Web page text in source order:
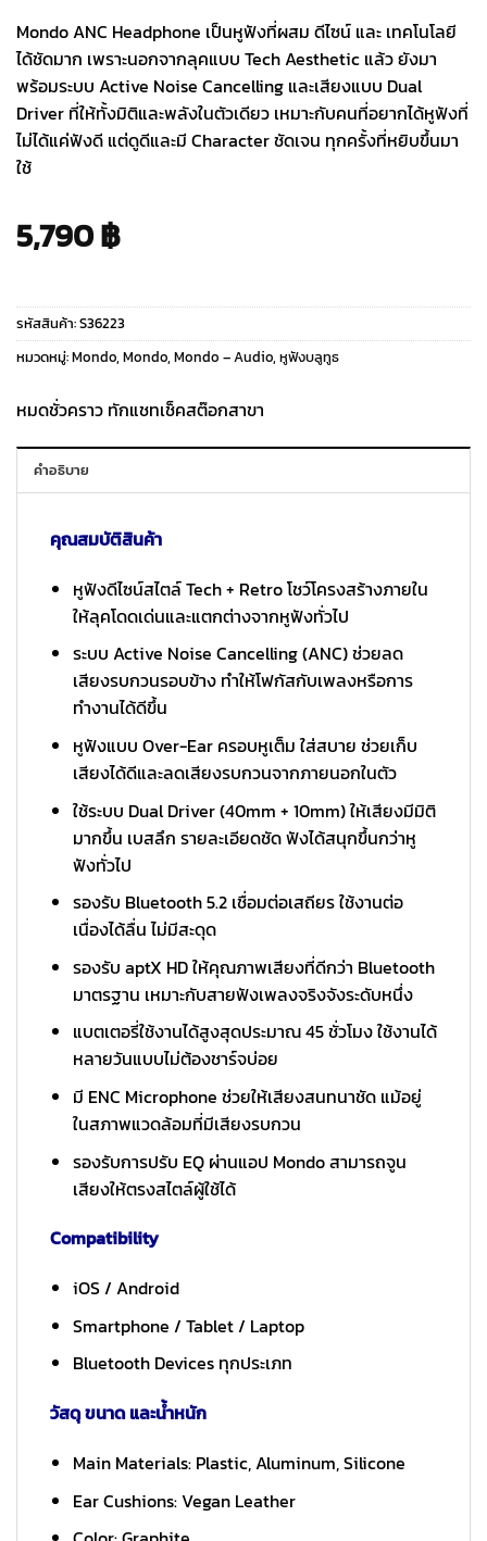
Mondo ANC Headphone เป็นหูฟังที่ผสม ดีไซน์ และ เทคโนโลยี
ได้ชัดมาก เพราะนอกจากลุคแบบ Tech Aesthetic แล้ว ยังมา
พร้อมระบบ Active Noise Cancelling และเสียงแบบ Dual
Driver ที่ให้ทั้งมิติและพลังในตัวเดียว เหมาะกับคนที่อยากได้หูฟังที่
ไม่ได้แค่ฟังดี แต่ดูดีและมี Character ชัดเจน ทุกครั้งที่หยิบขึ้นมา
ใช้
5,790฿
รหัสสินค้า:S36223
หมวดหมู่:Mondo, Mondo, Mondo – Audio, หูฟังบลูทูธ
หมดชั่วคราว ทักแชทเช็คสต๊อกสาขา
คำอธิบาย
คุณสมบัติสินค้า
หูฟังดีไซน์สไตล์ Tech + Retro โชว์โครงสร้างภายใน
ให้ลุคโดดเด่นและแตกต่างจากหูฟังทั่วไป
ระบบ Active Noise Cancelling (ANC) ช่วยลด
เสียงรบกวนรอบข้าง ทำให้โฟกัสกับเพลงหรือการ
ทำงานได้ดีขึ้น
หูฟังแบบ Over-Ear ครอบหูเต็ม ใส่สบาย ช่วยเก็บ
เสียงได้ดีและลดเสียงรบกวนจากภายนอกในตัว
ใช้ระบบ Dual Driver (40mm + 10mm) ให้เสียงมีมิติ
มากขึ้น เบสลึก รายละเอียดชัด ฟังได้สนุกขึ้นกว่าหู
ฟังทั่วไป
รองรับ Bluetooth 5.2 เชื่อมต่อเสถียร ใช้งานต่อ
เนื่องได้ลื่น ไม่มีสะดุด
รองรับ aptX HD ให้คุณภาพเสียงที่ดีกว่า Bluetooth
มาตรฐาน เหมาะกับสายฟังเพลงจริงจังระดับหนึ่ง
แบตเตอรี่ใช้งานได้สูงสุดประมาณ 45 ชั่วโมง ใช้งานได้
หลายวันแบบไม่ต้องชาร์จบ่อย
มี ENC Microphone ช่วยให้เสียงสนทนาชัด แม้อยู่
ในสภาพแวดล้อมที่มีเสียงรบกวน
รองรับการปรับ EQ ผ่านแอป Mondo สามารถจูน
เสียงให้ตรงสไตล์ผู้ใช้ได้
Compatibility
iOS / Android
Smartphone / Tablet / Laptop
Bluetooth Devices ทุกประเภท
วัสดุ ขนาด และน้ำหนัก
Main Materials: Plastic, Aluminum, Silicone
Ear Cushions: Vegan Leather